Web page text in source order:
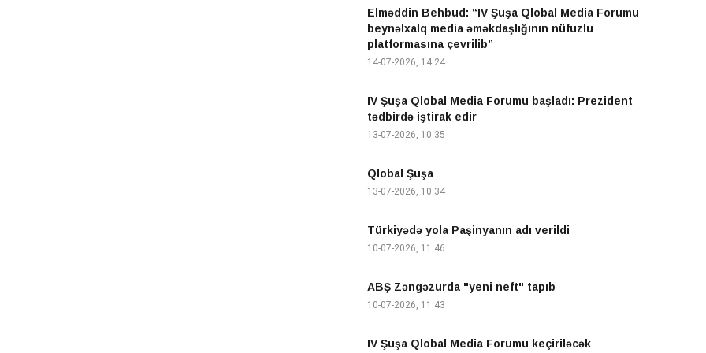
Elməddin Behbud: “IV Şuşa Qlobal Media Forumu
beynəlxalq media əməkdaşlığının nüfuzlu
platformasına çevrilib”
14-07-2026, 14:24
IV Şuşa Qlobal Media Forumu başladı: Prezident
tədbirdə iştirak edir
13-07-2026, 10:35
Qlobal Şuşa
13-07-2026, 10:34
Türkiyədə yola Paşinyanın adı verildi
10-07-2026, 11:46
ABŞ Zəngəzurda "yeni neft" tapıb
10-07-2026, 11:43
IV Şuşa Qlobal Media Forumu keçiriləcək